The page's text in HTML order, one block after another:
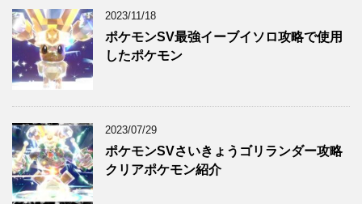
2023/11/18
ポケモンSV最強イーブイソロ攻略で使用
したポケモン
2023/07/29
ポケモンSVさいきょうゴリランダー攻略
クリアポケモン紹介